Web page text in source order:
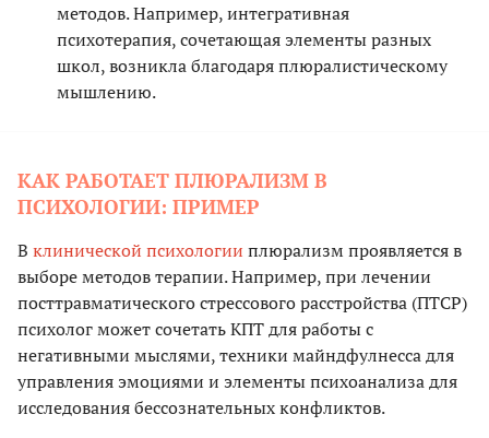
методов. Например, интегративная
психотерапия, сочетающая элементы разных
школ, возникла благодаря плюралистическому
мышлению.
КАК РАБОТАЕТ ПЛЮРАЛИЗМ В
ПСИХОЛОГИИ: ПРИМЕР
В клинической психологии плюрализм проявляется в
выборе методов терапии. Например, при лечении
посттравматического стрессового расстройства (ПТСР)
психолог может сочетать КПТ для работы с
негативными мыслями, техники майндфулнесса для
управления эмоциями и элементы психоанализа для
исследования бессознательных конфликтов.